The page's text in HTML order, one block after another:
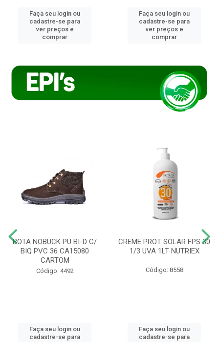
Faça seu login ou
cadastre-se para
ver preços e
comprar
Faça seu login ou
cadastre-se para
ver preços e
comprar
BOTA NOBUCK PU BI-D C/
BIQ PVC 36 CA15080
CARTOM
Código: 4492
Faça seu login ou
cadastre-se para
CREME PROT SOLAR FPS 30
1/3 UVA 1LT NUTRIEX
Código: 8558
Faça seu login ou
cadastre-se para